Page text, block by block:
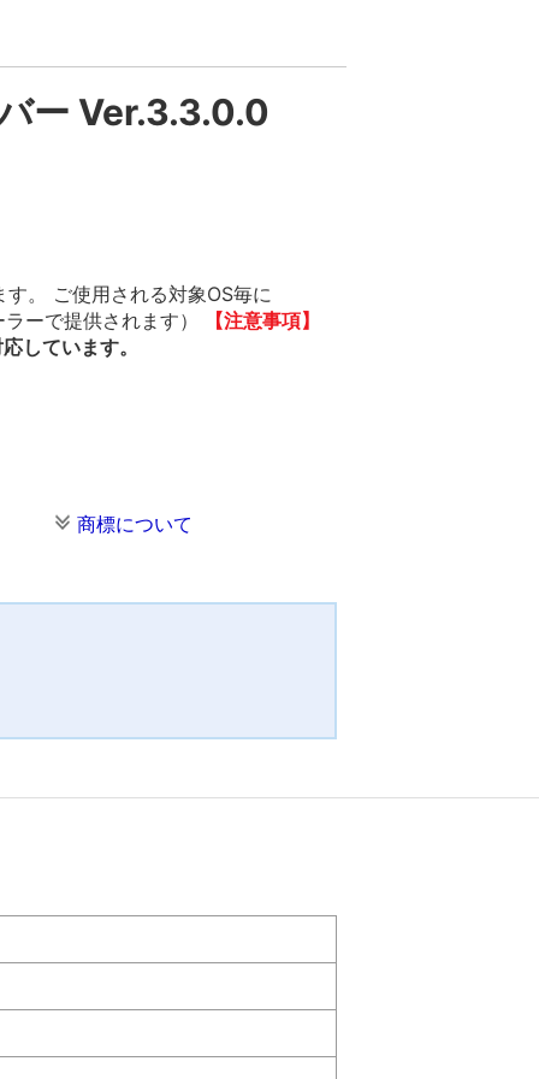
ー Ver.3.3.0.0
。 ご使用される対象OS毎に
ーで提供されます）
【注意事項】
しています。
商標について